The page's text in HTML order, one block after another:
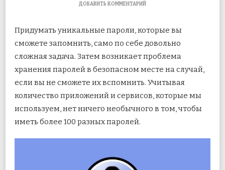
ДОБАВИТЬ КОММЕНТАРИЙК
СИНХРОНИЗИРОВАТЬ
ДАННЫХ
И
KEEPASS
С
Придумать уникальные пароли, которые вы
сможете запомнить, само по себе довольно
сложная задача. Затем возникает проблема
хранения паролей в безопасном месте на случай,
если вы не сможете их вспомнить. Учитывая
количество приложений и сервисов, которые мы
используем, нет ничего необычного в том, чтобы
иметь более 100 разных паролей.